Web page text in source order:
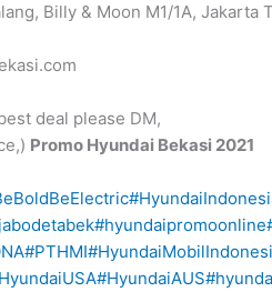
Billy & Moon M1/1A, Jakarta
deal please DM,
Promo Hyundai Bekasi 2021
#hyundaipromoonline
#PTHMI
#HyundaiAUS